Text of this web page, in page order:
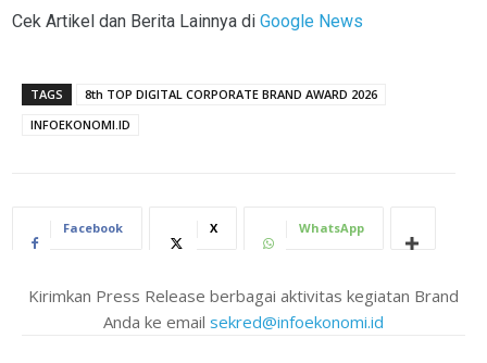
Cek Artikel dan Berita Lainnya di Google News
TAGS
8th TOP DIGITAL CORPORATE BRAND AWARD 2026
INFOEKONOMI.ID
Facebook X WhatsApp
Kirimkan Press Release berbagai aktivitas kegiatan Brand
Anda ke email sekred@infoekonomi.id